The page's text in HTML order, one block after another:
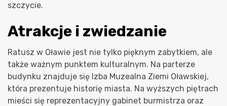
szczycie.
Atrakcje i zwiedzanie
Ratusz w Oławie jest nie tylko pięknym zabytkiem, ale
także ważnym punktem kulturalnym. Na parterze
budynku znajduje się Izba Muzealna Ziemi Oławskiej,
która prezentuje historię miasta. Na wyższych piętrach
mieści się reprezentacyjny gabinet burmistrza oraz